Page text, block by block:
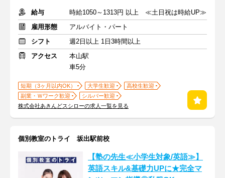
給与
時給1050～1313円 以上 ≪土日祝は時給UP≫
雇用形態
アルバイト・パート
シフト
週2日以上 1日3時間以上
アクセス
本山駅
車5分
短期（3ヶ月以内OK） 大学生歓迎
高校生歓迎
副業・Ｗワーク歓迎
シルバー歓迎
株式会社あきんどスシローの求人一覧を見る
個別教室のトライ 坂出駅前校
【塾の先生≪小学生対象/英語≫】
英語スキル&基礎力UPに★完全マ